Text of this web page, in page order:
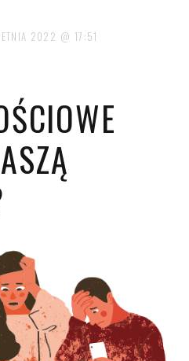
2022 17:51